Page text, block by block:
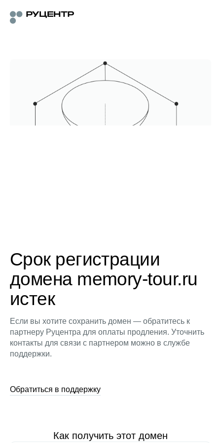
Срок регистрации
домена memory-tour.ru
истек
Если вы хотите сохранить домен — обратитесь к
партнеру Руцентра для оплаты продления. Уточнить
контакты для связи с партнером можно в службе
поддержки.
Обратиться в поддержку
Как получить этот домен